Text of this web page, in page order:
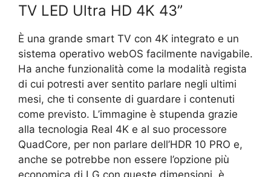
TV LED Ultra HD 4K 43”
È una grande smart TV con 4K integrato e un
sistema operativo webOS facilmente navigabile.
Ha anche funzionalità come la modalità regista
di cui potresti aver sentito parlare negli ultimi
mesi, che ti consente di guardare i contenuti
come previsto. L’immagine è stupenda grazie
alla tecnologia Real 4K e al suo processore
QuadCore, per non parlare dell’HDR 10 PRO e,
anche se potrebbe non essere l’opzione più